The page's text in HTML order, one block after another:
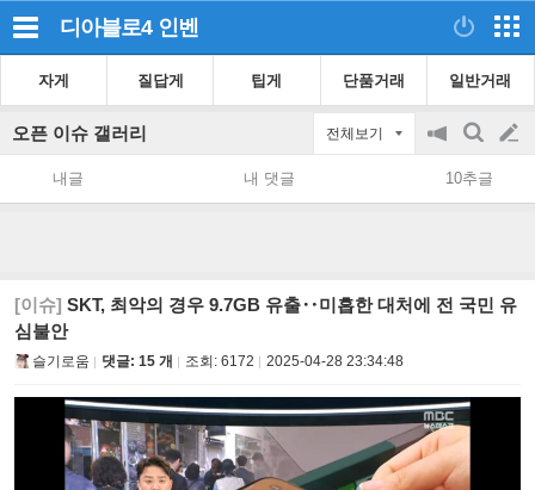
디아블로4 인벤
자게 질답게 팁게 단품거래 일반거래
오픈 이슈 갤러리 전체보기
공
지
on/off
검
색
글
쓰
내글 내 댓글 10추글
[이슈] SKT, 최악의 경우 9.7GB 유출‥미흡한 대처에 전 국민 유
심불안
슬기로움 댓글: 15 개 조회: 6172 2025-04-28 23:34:48